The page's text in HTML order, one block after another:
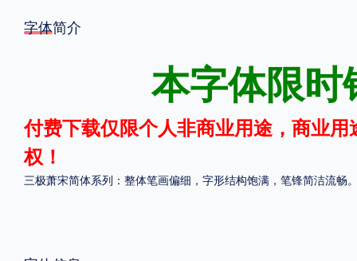
地区
字体简介
本字体限时
付费下载仅限个人非商业用途，商业
权！
三极萧宋简体系列：整体笔画偏细，字形结构饱满，笔锋简洁流畅